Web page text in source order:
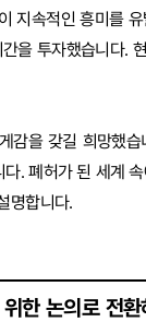
지속적인 흥미를
을 투자했습니다.
감을 갖길 희망했
. 폐허가 된 세계
명합니다.
한 논의로 전환